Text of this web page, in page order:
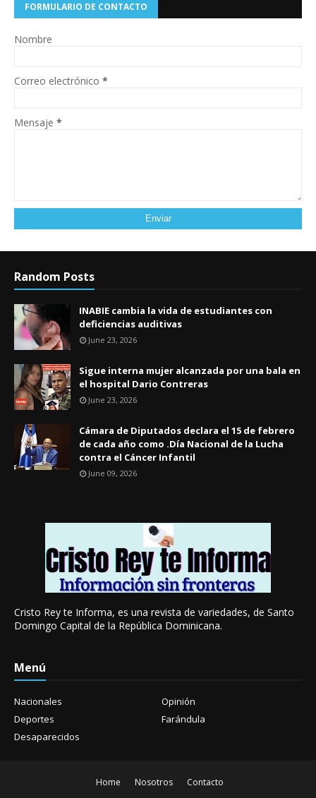
FORMULARIO DE CONTACTO
Nombre
Correo electrónico *
Mensaje *
Random Posts
INABIE cambia la vida de estudiantes con
deficiencias auditivas
June 23, 2026
Sigue interna mujer alcanzada por una bala en
el hospital Dario Contreras
June 23, 2026
Cámara de Diputados declara el 15 de febrero
de cada año como .Día Nacional de la Lucha
contra el Cáncer Infantil
June 09, 2026
Cristo Rey te Informa, es una revista de variedades, de Santo
Domingo Capital de la República Dominicana.
Menú
Nacionales
Opinión
Deportes
Farándula
Desaparecidos
Home Nosotros Contacto